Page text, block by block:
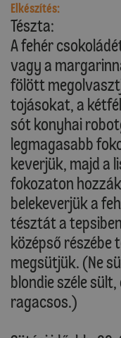
Elkészítés:
Tészta:
A fehér
vagy a
fölött
tojásokat, a
sót konyhai
legmagasabb
keverjük, majd a
fokozaton
belekeverjük a
tésztát a
középső részébe
megsütjük. (Ne
blondie széle
ragacsos.)